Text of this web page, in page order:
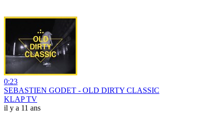
0:23
SEBASTIEN GODET - OLD DIRTY CLASSIC
KLAP TV
il y a 11 ans